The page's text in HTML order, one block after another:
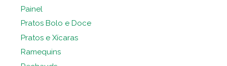
Painel
Pratos Bolo e Doce
Pratos e Xícaras
Ramequins